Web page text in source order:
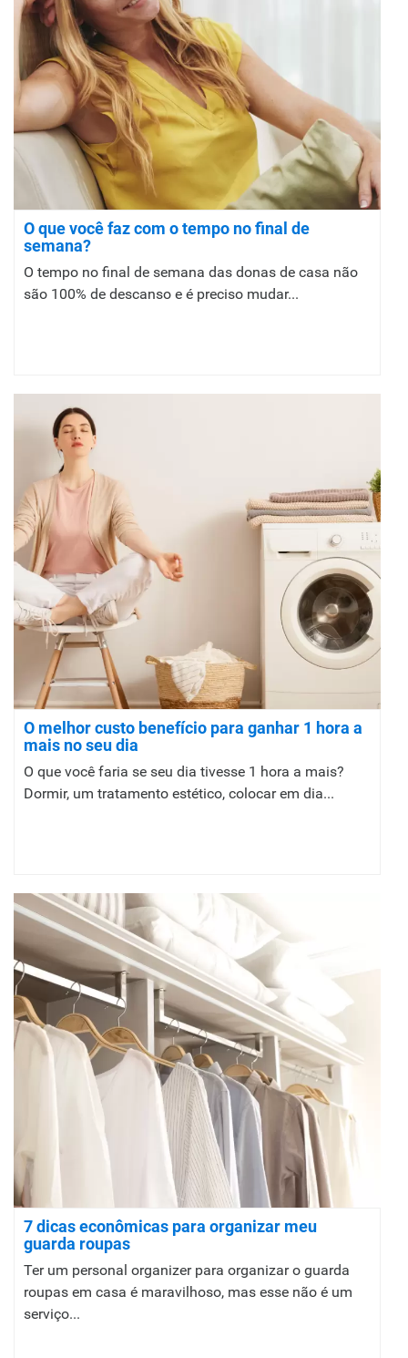
O que você faz com o tempo no final de
semana?
O tempo no final de semana das donas de casa não
são 100% de descanso e é preciso mudar...
O melhor custo benefício para ganhar 1 hora a
mais no seu dia
O que você faria se seu dia tivesse 1 hora a mais?
Dormir, um tratamento estético, colocar em dia...
7 dicas econômicas para organizar meu
guarda roupas
Ter um personal organizer para organizar o guarda
roupas em casa é maravilhoso, mas esse não é um
serviço...